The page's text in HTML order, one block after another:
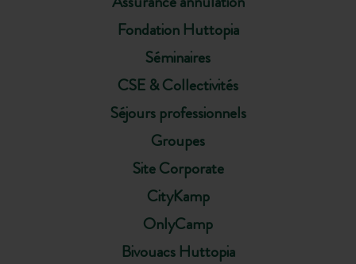
Fondation Huttopia
Séminaires
CSE & Collectivités
Séjours professionnels
Groupes
Site Corporate
CityKamp
OnlyCamp
Bivouacs Huttopia